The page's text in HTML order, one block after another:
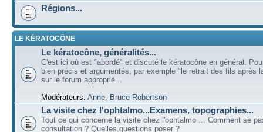
Régions...
LE KÉRATOCÔNE
Le kératocône, généralités...
C'est ici où est "abordé" et discuté le kératocône en général.
bien précis et argumentés, par exemple "le retrait des fils après
sur le forum approprié...
Modérateurs: Anne, Bruce Robertson
La visite chez l'ophtalmo...Examens, topographies...
Tout ce qui concerne la visite chez l'ophtalmo ... Comment se
consultation ? Quelles questions poser ?